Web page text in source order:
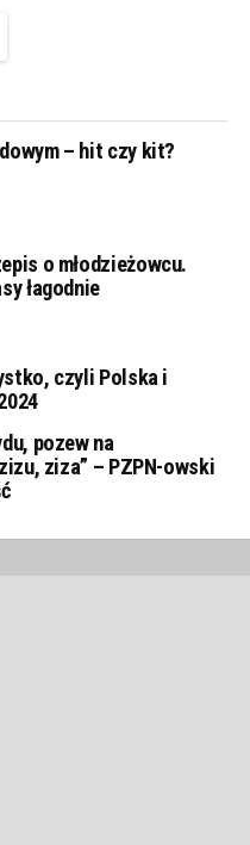
– hit czy kit?
o młodzieżowcu.
łagodnie
czyli Polska i
pozew na
ziza” – PZPN-owski